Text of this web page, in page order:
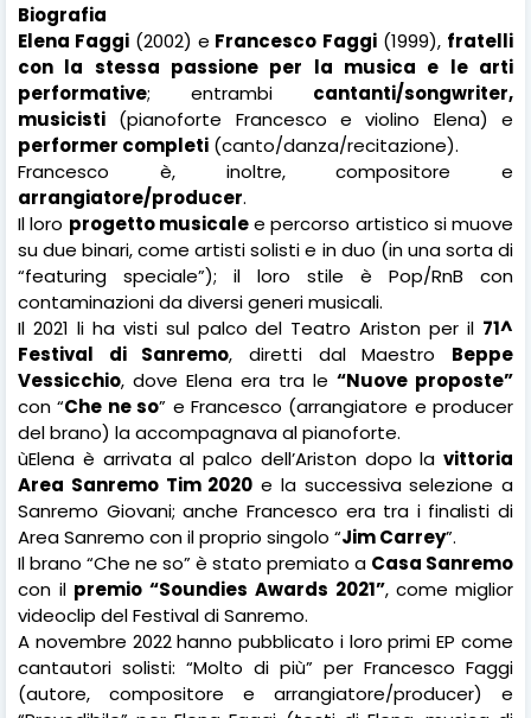
Biografia
Elena Faggi(2002) e Francesco Faggi (1999), fratelli
con la stessa passione per la musica e le arti
performative; entrambi cantanti/songwriter,
musicisti (pianoforte Francesco e violino Elena) e
performer completi (canto/danza/recitazione).
Francesco è, inoltre, compositore e
arrangiatore/producer.
Il loro progetto musicalee percorso artistico si muove
su due binari, come artisti solisti e in duo (in una sorta di
“featuring speciale”); il loro stile è Pop/RnB con
contaminazioni da diversi generi musicali.
Il 2021 li ha visti sul palco del Teatro Ariston per il 71^
Festival di Sanremo, diretti dal Maestro Beppe
Vessicchio, dove Elena era tra le “Nuove proposte”
con “Che ne so” e Francesco (arrangiatore e producer
del brano) la accompagnava al pianoforte.
ùElena è arrivata al palco dell’Ariston dopo la vittoria
Area Sanremo Tim 2020 e la successiva selezione a
Sanremo Giovani; anche Francesco era tra i finalisti di
Area Sanremo con il proprio singolo “Jim Carrey”.
Il brano “Che ne so” è stato premiato a Casa Sanremo
con il premio “Soundies Awards 2021”, come miglior
videoclip del Festival di Sanremo.
A novembre 2022 hanno pubblicato i loro primi EP come
cantautori solisti: “Molto di più” per Francesco Faggi
(autore, compositore e arrangiatore/producer) e